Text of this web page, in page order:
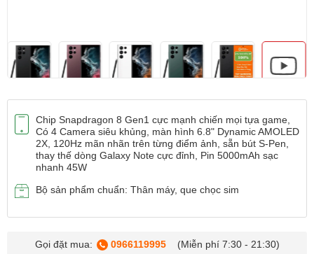
Chip Snapdragon 8 Gen1 cực mạnh chiến mọi tựa game,
Có 4 Camera siêu khủng, màn hình 6.8" Dynamic AMOLED
2X, 120Hz mãn nhãn trên từng điểm ảnh, sẵn bút S-Pen,
thay thế dòng Galaxy Note cực đỉnh, Pin 5000mAh sạc
nhanh 45W
Bộ sản phẩm chuẩn: Thân máy, que chọc sim
Gọi đặt mua: 0966119995 (Miễn phí 7:30 - 21:30)